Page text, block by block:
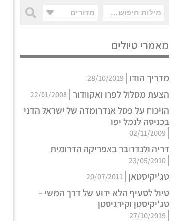
מדורים
מאמרי טיולים
מדריך הודו 28/10/2019
הצעת מסלול לפרו ואקוודור 22/01/2008
הויכוח על פסל אנדרומדה של ישראל הדני
בכניסה לנמל יפו
02/11/2009
דריה ולנדרובר באפריקה הדרומית
23/05/2010
טג'יקיסטאן 20/07/2011
טיול לסעיף הלא ידוע של דרך המשי –
טג'יקיסטן וקירגיסטן
27/10/2019